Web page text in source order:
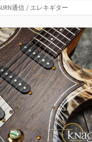
通信 / エレキギター